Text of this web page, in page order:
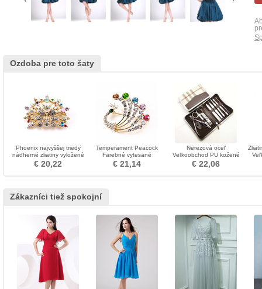
Ozdoba pre toto šaty
Phoenix najvyššej triedy
nádherné zliatiny vyložené
diamant brož
€ 20,22
Temperament Peacock
Farebné vytesané
diamantové brošne
€ 21,14
Nerezová oceľ
Veľkoobchod PU kožené
puzdro 8 kusov Najvyššej
triedy Suit nechty Clippers
€ 22,06
Zákazníci tiež spokojní